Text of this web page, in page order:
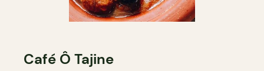
Café Ô Tajine